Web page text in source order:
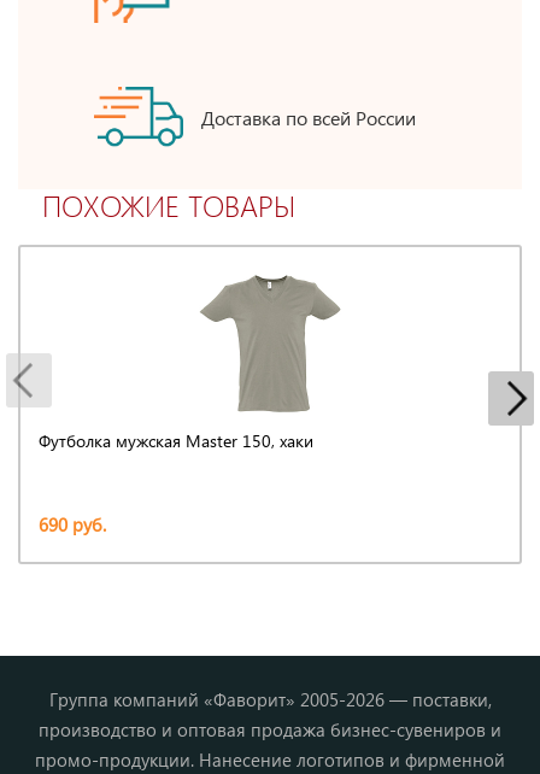
Доставка по всей России
ПОХОЖИЕ ТОВАРЫ
Футболка мужская Master 150, хаки
690 руб.
Группа компаний «Фаворит» 2005-2026 — поставки,
производство и оптовая продажа бизнес-сувениров и
промо-продукции. Нанесение логотипов и фирменной